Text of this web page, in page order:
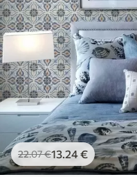
22.07€13.24€